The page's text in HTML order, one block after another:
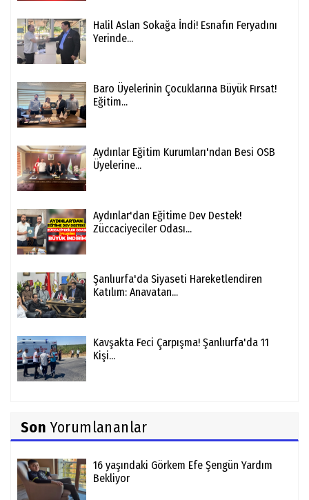
Halil Aslan Sokağa İndi! Esnafın Feryadını
Yerinde...
Baro Üyelerinin Çocuklarına Büyük Fırsat!
Eğitim...
Aydınlar Eğitim Kurumları'ndan Besi OSB
Üyelerine...
Aydınlar'dan Eğitime Dev Destek!
Züccaciyeciler Odası...
Şanlıurfa'da Siyaseti Hareketlendiren
Katılım: Anavatan...
Kavşakta Feci Çarpışma! Şanlıurfa'da 11
Kişi...
Son Yorumlananlar
16 yaşındaki Görkem Efe Şengün Yardım
Bekliyor